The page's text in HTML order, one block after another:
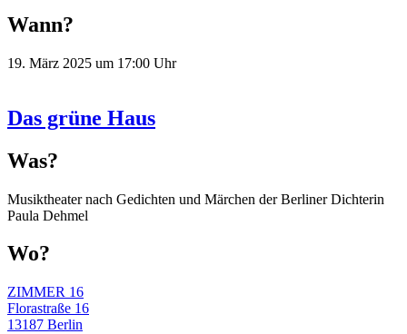
Wann?
19. März 2025 um 17:00 Uhr
Das grüne Haus
Was?
Musiktheater nach Gedichten und Märchen der Berliner Dichterin
Paula Dehmel
Wo?
ZIMMER 16
Florastraße 16
13187 Berlin